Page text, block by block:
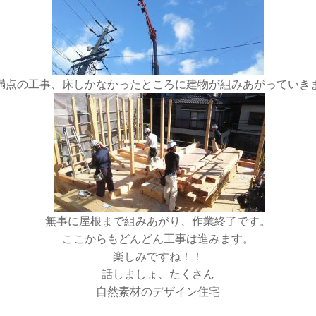
点の工事、床しかなかったところに建物が組みあがっていき
無事に屋根まで組みあがり、作業終了です。
ここからもどんどん工事は進みます。
楽しみですね！！
話しましょ、たくさん
自然素材のデザイン住宅